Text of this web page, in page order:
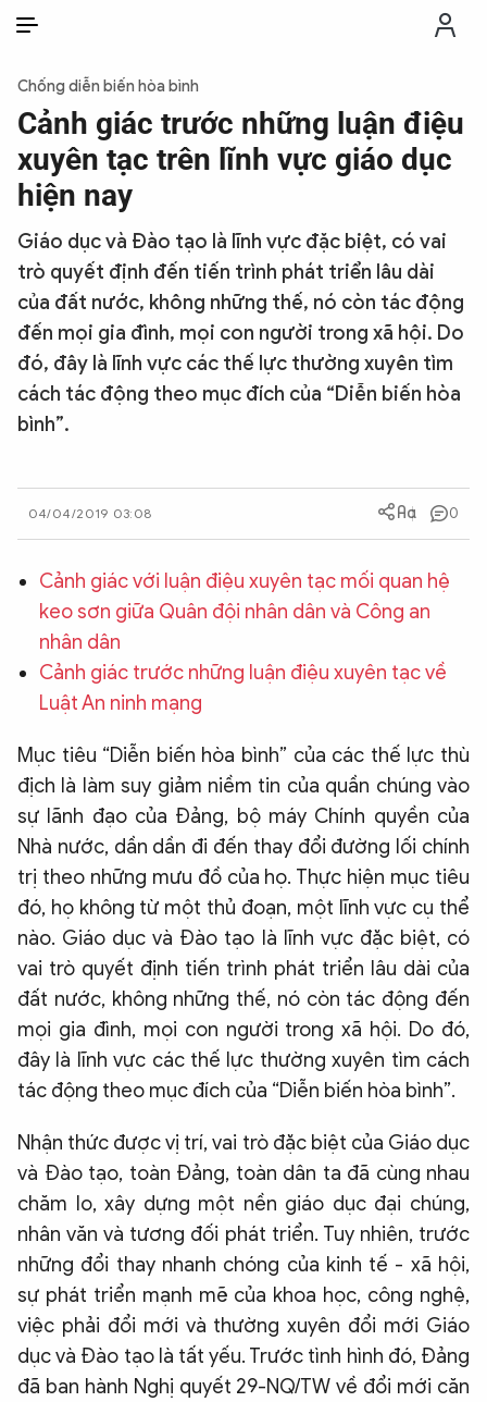
THỜI SỰ
CHỐNG DIỄN BIẾN HÒA BÌNH
CÔNG AN TRONG LÒNG DÂN
XÃ HỘI
PHÁP LUẬT
QUỐC TẾ
VĂN HÓA - THỂ THAO
BẠN ĐỌC & CAND
ĐA PHƯƠNG TIỆN
eMagazine
Podcast
Video Ảnh
Infographic
Chuyên trang An ninh thế giới Văn nghệ Công an
Chuyên đề
Chống diễn biến hòa bình
Cảnh giác trước những luận điệu
xuyên tạc trên lĩnh vực giáo dục
hiện nay
Giáo dục và Đào tạo là lĩnh vực đặc biệt, có vai
trò quyết định đến tiến trình phát triển lâu dài
của đất nước, không những thế, nó còn tác động
đến mọi gia đình, mọi con người trong xã hội. Do
đó, đây là lĩnh vực các thế lực thường xuyên tìm
cách tác động theo mục đích của “Diễn biến hòa
bình”.
04/04/2019 03:08 0
Cảnh giác với luận điệu xuyên tạc mối quan hệ
keo sơn giữa Quân đội nhân dân và Công an
nhân dân
Cảnh giác trước những luận điệu xuyên tạc về
Luật An ninh mạng
Mục tiêu “Diễn biến hòa bình” của các thế lực thù
địch là làm suy giảm niềm tin của quần chúng vào
sự lãnh đạo của Đảng, bộ máy Chính quyền của
Nhà nước, dần dần đi đến thay đổi đường lối chính
trị theo những mưu đồ của họ. Thực hiện mục tiêu
đó, họ không từ một thủ đoạn, một lĩnh vực cụ thể
nào. Giáo dục và Đào tạo là lĩnh vực đặc biệt, có
vai trò quyết định tiến trình phát triển lâu dài của
đất nước, không những thế, nó còn tác động đến
mọi gia đình, mọi con người trong xã hội. Do đó,
đây là lĩnh vực các thế lực thường xuyên tìm cách
tác động theo mục đích của “Diễn biến hòa bình”.
Nhận thức được vị trí, vai trò đặc biệt của Giáo dục
và Đào tạo, toàn Đảng, toàn dân ta đã cùng nhau
chăm lo, xây dựng một nền giáo dục đại chúng,
nhân văn và tương đối phát triển. Tuy nhiên, trước
những đổi thay nhanh chóng của kinh tế - xã hội,
sự phát triển mạnh mẽ của khoa học, công nghệ,
việc phải đổi mới và thường xuyên đổi mới Giáo
dục và Đào tạo là tất yếu. Trước tình hình đó, Đảng
đã ban hành Nghị quyết 29-NQ/TW về đổi mới căn